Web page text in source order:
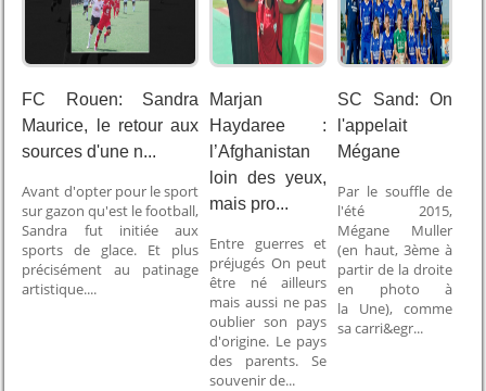
FC Rouen: Sandra
Maurice, le retour aux
sources d'une n...
Avant d'opter pour le sport
sur gazon qu'est le football,
Sandra fut initiée aux
sports de glace. Et plus
précisément au patinage
artistique....
Marjan
Haydaree :
l’Afghanistan
loin des yeux,
mais pro...
Entre guerres et
préjugés On peut
être né ailleurs
mais aussi ne pas
oublier son pays
d'origine. Le pays
des parents. Se
souvenir de...
SC Sand: On
l'appelait
Mégane
Par le souffle de
l'été 2015,
Mégane Muller
(en haut, 3ème à
partir de la droite
en photo à
la Une), comme
sa carri&egr...